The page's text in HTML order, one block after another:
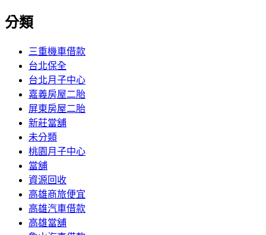
分類
三重機車借款
台北保全
台北月子中心
嘉義房屋二胎
屏東房屋二胎
新莊當舖
未分類
桃園月子中心
當舖
資源回收
高雄商旅便宜
高雄汽車借款
高雄當舖